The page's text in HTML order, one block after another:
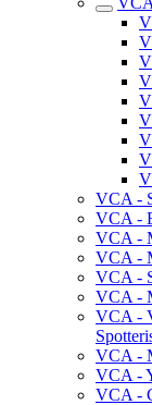
VCA -
VCA -
VCA -
VCA -
VCA -
VCA -
VCA -
VCA -
VCA -
VCA -